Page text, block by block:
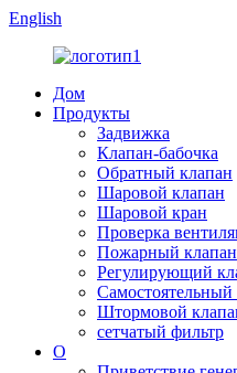
English
Дом
Продукты
Задвижка
Клапан-бабочка
Обратный клапан
Шаровой клапан
Шаровой кран
Проверка
Пожарный клапан
Регулирующий
Штормовой
сетчатый фильтр
О